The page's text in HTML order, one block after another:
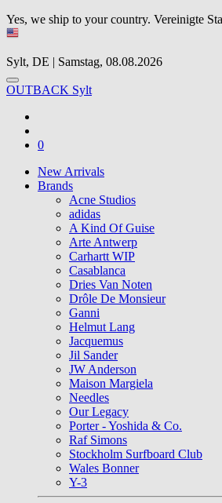
Yes, we ship to your country. Vereinigte
Sylt, DE | Samstag, 08.08.2026
OUTBACK Sylt
0
New Arrivals
Brands
Acne Studios
adidas
A Kind Of Guise
Arte Antwerp
Carhartt WIP
Casablanca
Dries Van Noten
Drôle De Monsieur
Ganni
Helmut Lang
Jacquemus
Jil Sander
JW Anderson
Maison Margiela
Needles
Our Legacy
Porter - Yoshida & Co.
Raf Simons
Stockholm Surfboard Club
Wales Bonner
Y-3